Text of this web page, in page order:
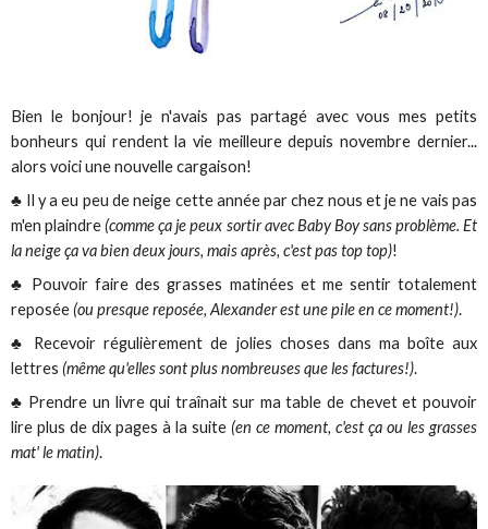
Bien le bonjour! je n'avais pas partagé avec vous mes petits
bonheurs qui rendent la vie meilleure depuis novembre dernier...
alors voici une nouvelle cargaison!
♣ Il y a eu peu de neige cette année par chez nous et je ne vais pas
m'en plaindre (comme ça je peux sortir avec Baby Boy sans problème. Et
la neige ça va bien deux jours, mais après, c'est pas top top)!
♣ Pouvoir faire des grasses matinées et me sentir totalement
reposée (ou presque reposée, Alexander est une pile en ce moment!).
♣ Recevoir régulièrement de jolies choses dans ma boîte aux
lettres (même qu'elles sont plus nombreuses que les factures!).
♣ Prendre un livre qui traînait sur ma table de chevet et pouvoir
lire plus de dix pages à la suite (en ce moment, c'est ça ou les grasses
mat' le matin).